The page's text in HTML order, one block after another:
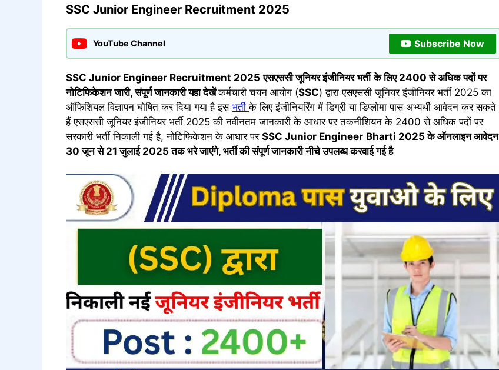
SSC Junior Engineer Recruitment 2025
YouTube Channel Subscribe Now
SSC Junior Engineer Recruitment 2025 एसएससी जूनियर इंजीनियर भर्ती के लिए 2400 से अधिक पदों पर
नोटिफिकेशन जारी, संपूर्ण जानकारी यहा देखेंकर्मचारी चयन आयोग (SSC) द्वारा एसएससी जूनियर इंजीनियर भर्ती 2025 का
ऑफिशियल विज्ञापन घोषित कर दिया गया है इस भर्तीके लिए इंजीनियरिंग में डिग्री या डिप्लोमा पास अभ्यर्थी आवेदन कर सकते
हैं एसएससी जूनियर इंजीनियर भर्ती 2025 की नवीनतम जानकारी के आधार पर तकनीशियन के 2400 से अधिक पदों पर
सरकारी भर्ती निकाली गई है, नोटिफिकेशन के आधार पर SSC Junior Engineer Bharti 2025 के ऑनलाइन आवेदन
30 जून से 21 जुलाई 2025 तक भरे जाएंगे, भर्ती की संपूर्ण जानकारी नीचे उपलब्ध करवाई गई है